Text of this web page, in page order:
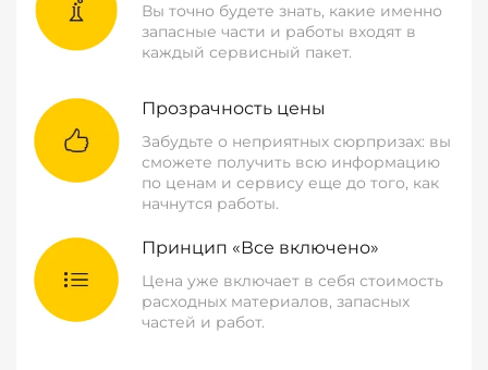
Вы точно будете знать, какие именно
запасные части и работы входят в
каждый сервисный пакет.
Прозрачность цены
Забудьте о неприятных сюрпризах: вы
сможете получить всю информацию
по ценам и сервису еще до того, как
начнутся работы.
Принцип «Все включено»
Цена уже включает в себя стоимость
расходных материалов, запасных
частей и работ.